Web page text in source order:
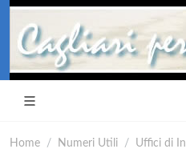
Home Numeri Utili
Uffici di